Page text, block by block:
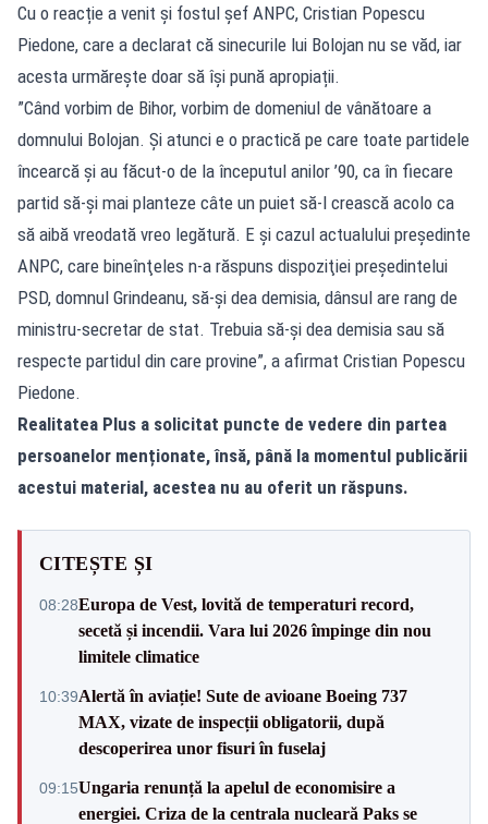
Cu o reacție a venit și fostul șef ANPC, Cristian Popescu
Piedone, care a declarat că sinecurile lui Bolojan nu se văd, iar
acesta urmărește doar să își pună apropiații.
”Când vorbim de Bihor, vorbim de domeniul de vânătoare a
domnului Bolojan. Şi atunci e o practică pe care toate partidele
încearcă şi au făcut-o de la începutul anilor ’90, ca în fiecare
partid să-şi mai planteze câte un puiet să-l crească acolo ca
să aibă vreodată vreo legătură. E şi cazul actualului preşedinte
ANPC, care bineînţeles n-a răspuns dispoziţiei preşedintelui
PSD, domnul Grindeanu, să-şi dea demisia, dânsul are rang de
ministru-secretar de stat. Trebuia să-şi dea demisia sau să
respecte partidul din care provine”, a afirmat Cristian Popescu
Piedone.
Realitatea Plus a solicitat puncte de vedere din partea
persoanelor menționate, însă, până la momentul publicării
acestui material, acestea nu au oferit un răspuns.
CITEȘTE ȘI
08:28Europa de Vest, lovită de temperaturi record,
secetă și incendii. Vara lui 2026 împinge din nou
limitele climatice
10:39Alertă în aviație! Sute de avioane Boeing 737
MAX, vizate de inspecții obligatorii, după
descoperirea unor fisuri în fuselaj
09:15Ungaria renunță la apelul de economisire a
energiei. Criza de la centrala nucleară Paks se